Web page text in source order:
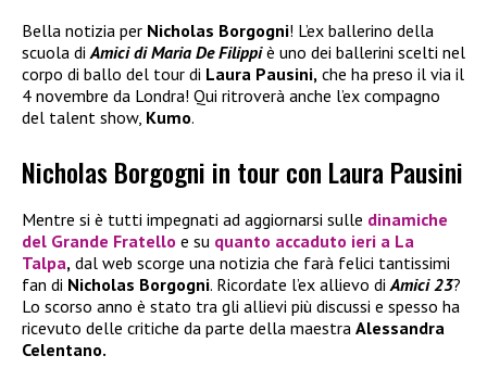
Bella notizia per Nicholas Borgogni! L’ex ballerino della
scuola di Amici di Maria De Filippiè uno dei ballerini scelti nel
corpo di ballo del tour di Laura Pausini, che ha preso il via il
4 novembre da Londra! Qui ritroverà anche l’ex compagno
del talent show, Kumo.
Nicholas Borgogni in tour con Laura Pausini
Mentre si è tutti impegnati ad aggiornarsi sulle dinamiche
del Grande Fratello e su quanto accaduto ieri a La
Talpa, dal web scorge una notizia che farà felici tantissimi
fan di Nicholas Borgogni. Ricordate l’ex allievo diAmici 23?
Lo scorso anno è stato tra gli allievi più discussi e spesso ha
ricevuto delle critiche da parte della maestra Alessandra
Celentano.